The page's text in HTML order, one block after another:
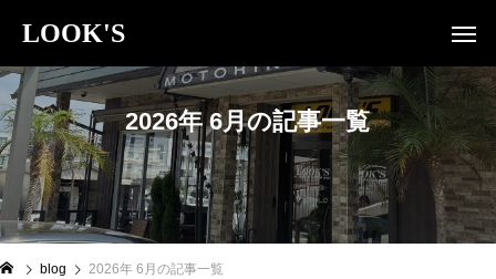
LOOK'S
2026年 6月の記事一覧
blog 2026年 6月の記事一覧